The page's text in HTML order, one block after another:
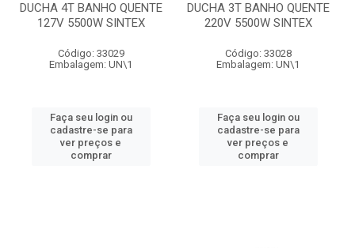
DUCHA 4T BANHO QUENTE
127V 5500W SINTEX
Código: 33029
Embalagem: UN\1
Faça seu login ou
cadastre-se para
ver preços e
comprar
DUCHA 3T BANHO QUENTE
220V 5500W SINTEX
Código: 33028
Embalagem: UN\1
Faça seu login ou
cadastre-se para
ver preços e
comprar